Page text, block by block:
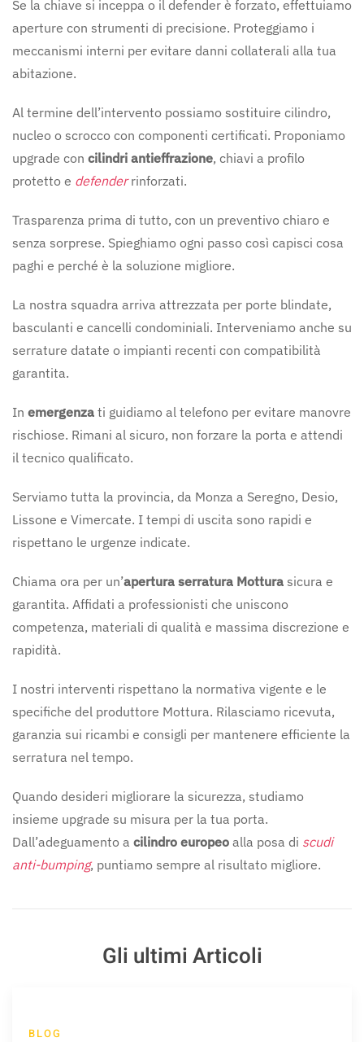
Se la chiave si inceppa o il defender è forzato, effettuiamo
aperture con strumenti di precisione. Proteggiamo i
meccanismi interni per evitare danni collaterali alla tua
abitazione.
Al termine dell’intervento possiamo sostituire cilindro,
nucleo o scrocco con componenti certificati. Proponiamo
upgrade con cilindri antieffrazione, chiavi a profilo
protetto e defenderrinforzati.
Trasparenza prima di tutto, con un preventivo chiaro e
senza sorprese. Spieghiamo ogni passo così capisci cosa
paghi e perché è la soluzione migliore.
La nostra squadra arriva attrezzata per porte blindate,
basculanti e cancelli condominiali. Interveniamo anche su
serrature datate o impianti recenti con compatibilità
garantita.
In emergenza ti guidiamo al telefono per evitare manovre
rischiose. Rimani al sicuro, non forzare la porta e attendi
il tecnico qualificato.
Serviamo tutta la provincia, da Monza a Seregno, Desio,
Lissone e Vimercate. I tempi di uscita sono rapidi e
rispettano le urgenze indicate.
Chiama ora per un’apertura serratura Mottura sicura e
garantita. Affidati a professionisti che uniscono
competenza, materiali di qualità e massima discrezione e
rapidità.
I nostri interventi rispettano la normativa vigente e le
specifiche del produttore Mottura. Rilasciamo ricevuta,
garanzia sui ricambi e consigli per mantenere efficiente la
serratura nel tempo.
Quando desideri migliorare la sicurezza, studiamo
insieme upgrade su misura per la tua porta.
Dall’adeguamento a cilindro europeo alla posa di scudi
anti-bumping, puntiamo sempre al risultato migliore.
Gli ultimi Articoli
BLOG